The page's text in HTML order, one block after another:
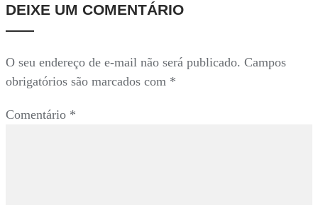
DEIXE UM COMENTÁRIO
O seu endereço de e-mail não será publicado. Campos
obrigatórios são marcados com *
Comentário *